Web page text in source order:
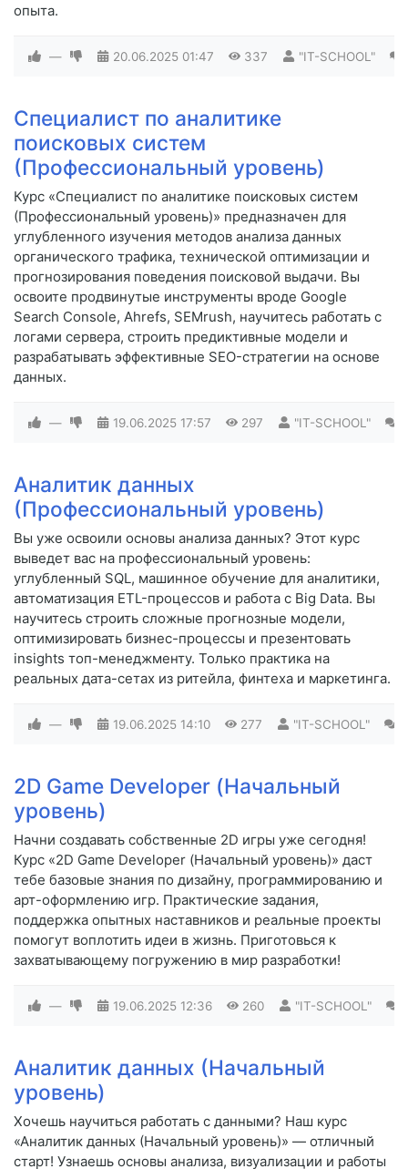
опыта.
— 20.06.2025 01:47 337 "IT-SCHOOL"
Специалист по аналитике
поисковых систем
(Профессиональный уровень)
Курс «Специалист по аналитике поисковых систем
(Профессиональный уровень)» предназначен для
углубленного изучения методов анализа данных
органического трафика, технической оптимизации и
прогнозирования поведения поисковой выдачи. Вы
освоите продвинутые инструменты вроде Google
Search Console, Ahrefs, SEMrush, научитесь работать с
логами сервера, строить предиктивные модели и
разрабатывать эффективные SEO-стратегии на основе
данных.
— 19.06.2025 17:57 297 "IT-SCHOOL"
Аналитик данных
(Профессиональный уровень)
Вы уже освоили основы анализа данных? Этот курс
выведет вас на профессиональный уровень:
углубленный SQL, машинное обучение для аналитики,
автоматизация ETL-процессов и работа с Big Data. Вы
научитесь строить сложные прогнозные модели,
оптимизировать бизнес-процессы и презентовать
insights топ-менеджменту. Только практика на
реальных дата-сетах из ритейла, финтеха и маркетинга.
— 19.06.2025 14:10 277 "IT-SCHOOL"
2D Game Developer (Начальный
уровень)
Начни создавать собственные 2D игры уже сегодня!
Курс «2D Game Developer (Начальный уровень)» даст
тебе базовые знания по дизайну, программированию и
арт-оформлению игр. Практические задания,
поддержка опытных наставников и реальные проекты
помогут воплотить идеи в жизнь. Приготовься к
захватывающему погружению в мир разработки!
— 19.06.2025 12:36 260 "IT-SCHOOL"
Аналитик данных (Начальный
уровень)
Хочешь научиться работать с данными? Наш курс
«Аналитик данных (Начальный уровень)» — отличный
старт! Узнаешь основы анализа, визуализации и работы